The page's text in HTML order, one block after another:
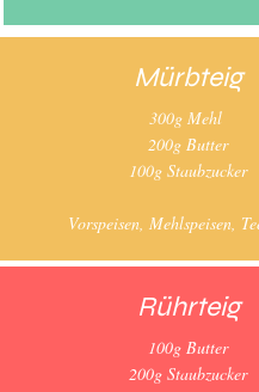
Mürbteig
300g Mehl
200g Butter
100g Staubzucker
Vorspeisen, Mehlspeisen,
Rührteig
100g Butter
200g Staubzucker